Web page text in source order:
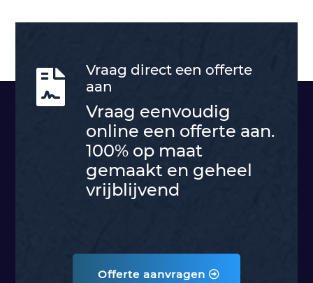

Vraag direct een offerte
aan
Vraag eenvoudig
online een offerte aan.
100% op maat
gemaakt en geheel
vrijblijvend
Offerte aanvragen